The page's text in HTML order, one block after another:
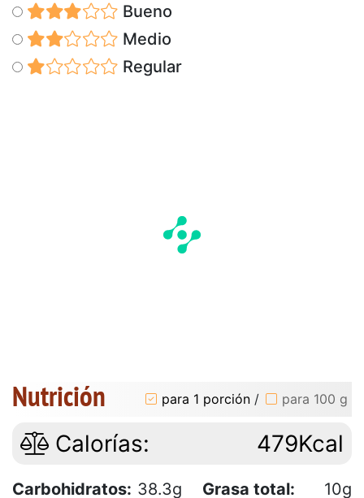
Bueno
Medio
Regular
Nutrición para 1 porción / para 100 g
Calorías: 479Kcal
Carbohidratos: 38.3g Grasa total:
10g